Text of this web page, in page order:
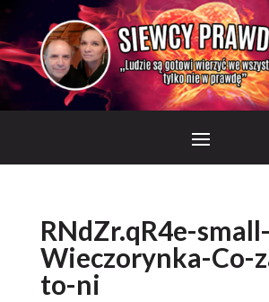
RNdZr.qR4e-small-
Wieczorynka-Co-
to-ni